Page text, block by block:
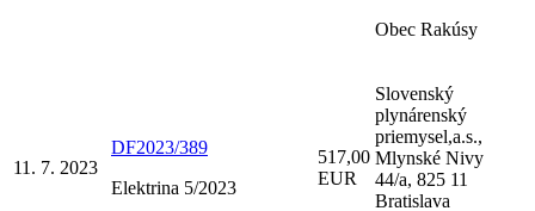
Obec Rakúsy
11. 7. 2023
DF2023/389
Elektrina 5/2023
517,00
EUR
Slovenský
plynárenský
priemysel,a.s.,
Mlynské Nivy
44/a, 825 11
Bratislava